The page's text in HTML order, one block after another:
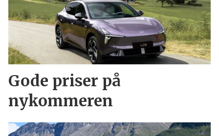
Gode priser på
nykommeren